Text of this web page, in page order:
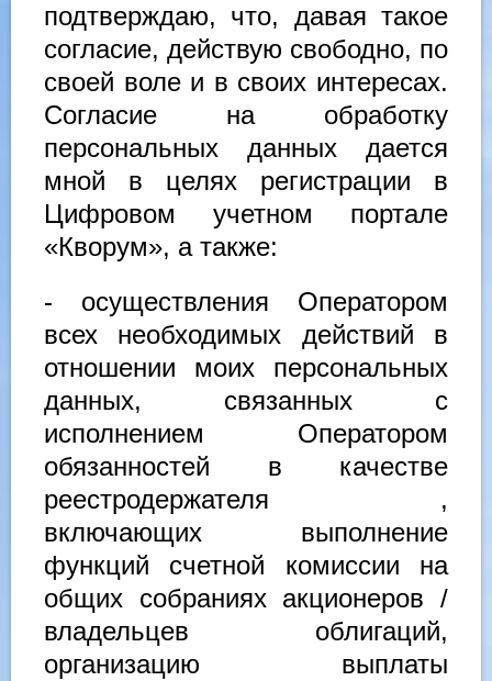
подтверждаю, что, давая такое
согласие, действую свободно, по
своей воле и в своих интересах.
Согласие на обработку
персональных данных дается
мной в целях регистрации в
Цифровом учетном портале
«Кворум», а также:
- осуществления Оператором
всех необходимых действий в
отношении моих персональных
данных, связанных с
исполнением Оператором
обязанностей в качестве
реестродержателя ,
включающих выполнение
функций счетной комиссии на
общих собраниях акционеров /
владельцев облигаций,
организацию выплаты